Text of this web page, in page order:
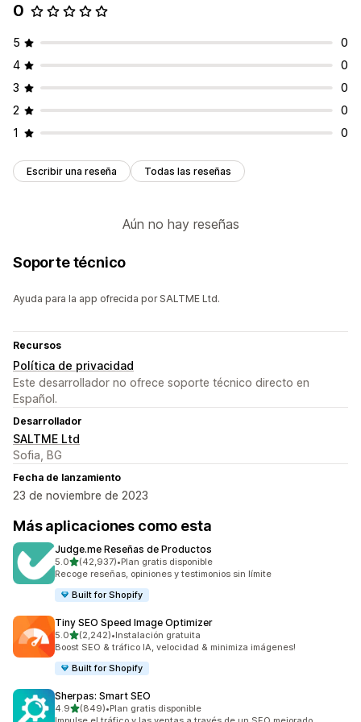
0
5
0
4
0
3
0
2
0
1
0
Escribir una reseña Todas las reseñas
Aún no hay reseñas
Soporte técnico
Ayuda para la app ofrecida por SALTME Ltd.
Recursos
Política de privacidad
Este desarrollador no ofrece soporte técnico directo en
Español.
Desarrollador
SALTME Ltd
Sofia, BG
Fecha de lanzamiento
23 de noviembre de 2023
Más aplicaciones como esta
Judge.me Reseñas de Productos
5.0de 5 estrellas
(42,937)
42937 reseñas en total
•Plan gratis disponible
Recoge reseñas, opiniones y testimonios sin límite
Built for Shopify
Tiny SEO Speed Image Optimizer
5.0de 5 estrellas
(2,242)
2242 reseñas en total
•Instalación gratuita
Boost SEO & tráfico IA, velocidad & minimiza imágenes!
Built for Shopify
Sherpas: Smart SEO
4.9de 5 estrellas
(849)
849 reseñas en total
•Plan gratis disponible